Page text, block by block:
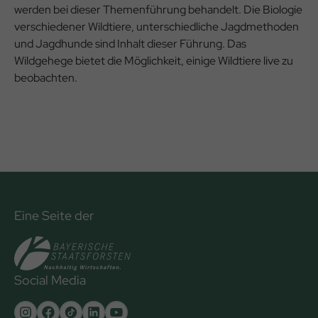
werden bei dieser Themenführung behandelt. Die Biologie
verschiedener Wildtiere, unterschiedliche Jagdmethoden
und Jagdhunde sind Inhalt dieser Führung. Das
Wildgehege bietet die Möglichkeit, einige Wildtiere live zu
beobachten.
Eine Seite der
Social Media